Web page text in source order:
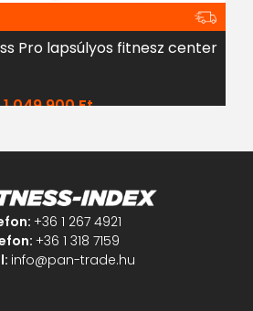
Pro lapsúlyos fitnesz center
1 049 900Ft
+36 1 267 4921
+36 1 318 7159
info@pan-trade.hu